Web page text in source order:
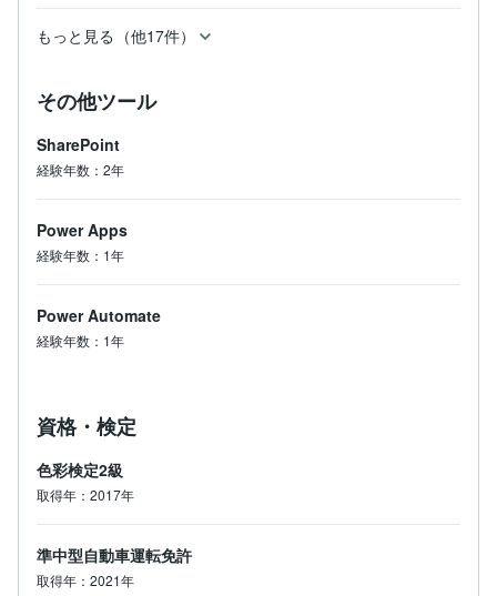
もっと見る（他17件）
その他ツール
SharePoint
経験年数：2年
Power Apps
経験年数：1年
Power Automate
経験年数：1年
資格・検定
色彩検定2級
取得年：2017年
準中型自動車運転免許
取得年：2021年